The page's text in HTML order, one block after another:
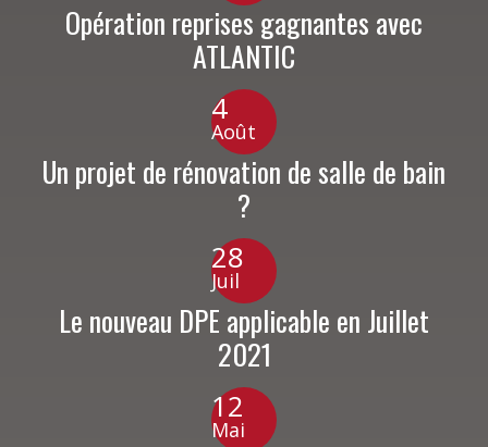
Opération reprises gagnantes avec
ATLANTIC
4
Août
Un projet de rénovation de salle de bain
?
28
Juil
Le nouveau DPE applicable en Juillet
2021
12
Mai